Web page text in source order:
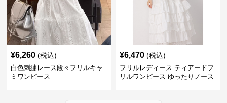
¥6,260 (税込)
白色刺繍レース段々フリルキャ
ミワンピース
¥6,470 (税込)
フリルレディース ティアードフ
リルワンピース ゆったりノース